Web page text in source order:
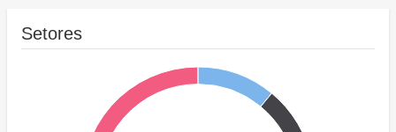
Setores